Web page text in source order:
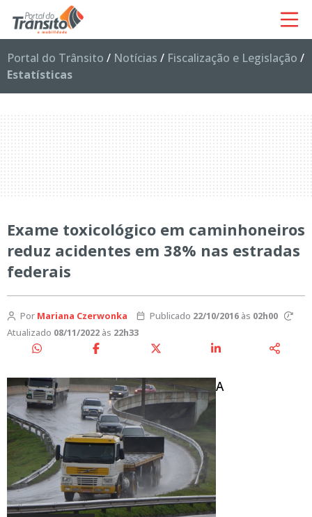
Portal do Trânsito / Notícias / Fiscalização e Legislação /
Estatísticas
Exame toxicológico em caminhoneiros
reduz acidentes em 38% nas estradas
federais
Por Mariana Czerwonka Publicado 22/10/2016às 02h00
Atualizado 08/11/2022 às 22h33
A